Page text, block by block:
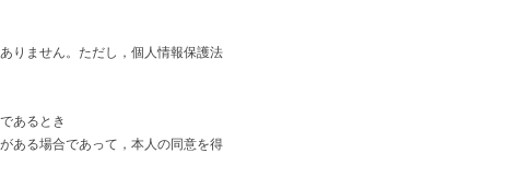
りません。ただし，個人情報保護法
あるとき
ある場合であって，本人の同意を得